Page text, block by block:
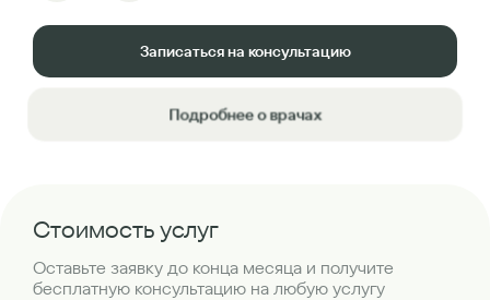
Записаться на консультацию
Подробнее о врачах
Стоимость услуг
Оставьте заявку до конца месяца и получите
бесплатную консультацию на любую услугу